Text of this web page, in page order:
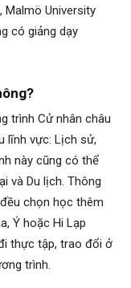
Malmö University
có giảng dạy
trình Cử nhân châu
lĩnh vực: Lịch sử,
này cũng có thể
và Du lịch. Thông
chọn học thêm
Ý hoặc Hi Lạp
thực tập, trao đổi ở
trình.